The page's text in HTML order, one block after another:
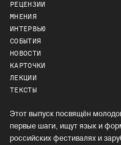
РЕЦЕНЗИИ
МНЕНИЯ
ИНТЕРВЬЮ
СОБЫТИЯ
НОВОСТИ
КАРТОЧКИ
ЛЕКЦИИ
ТЕКСТЫ
Этот выпуск посвящён
первые шаги, ищут язык и
российских фестивалях и